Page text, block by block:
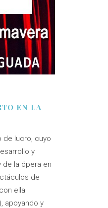
EN LA
de lucro, cuyo
y
de la ópera en
de
ella
apoyando y